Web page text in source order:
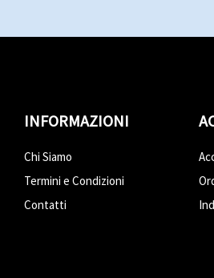
INFORMAZIONI
Chi Siamo
Termini e Condizioni
Contatti